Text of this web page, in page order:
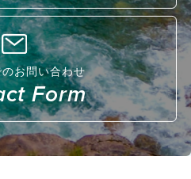
お問い合わせ
Form